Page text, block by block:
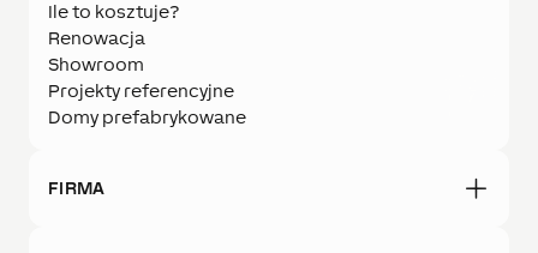
Ile to kosztuje?
Renowacja
Showroom
Projekty referencyjne
Domy prefabrykowane
FIRMA